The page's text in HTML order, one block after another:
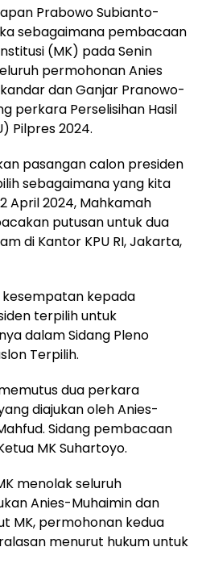
Prabowo Subianto-
sebagaimana pembacaan
(MK) pada Senin
permohonan Anies
dan Ganjar Pranowo-
perkara Perselisihan Hasil
Pilpres 2024.
pasangan calon presiden
sebagaimana yang kita
April 2024, Mahkamah
putusan untuk dua
di Kantor KPU RI, Jakarta,
kesempatan kepada
terpilih untuk
dalam Sidang Pleno
Terpilih.
dua perkara
diajukan oleh Anies-
Sidang pembacaan
MK Suhartoyo.
menolak seluruh
Anies-Muhaimin dan
MK, permohonan kedua
menurut hukum untuk